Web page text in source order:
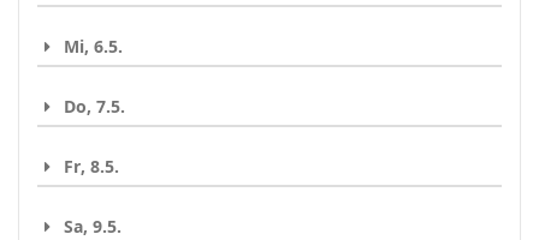
Mi, 6.5.
Do, 7.5.
Fr, 8.5.
Sa, 9.5.